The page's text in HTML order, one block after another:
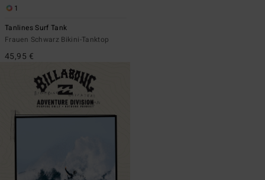
1
Tanlines Surf Tank
Frauen Schwarz Bikini-Tanktop
45,95 €